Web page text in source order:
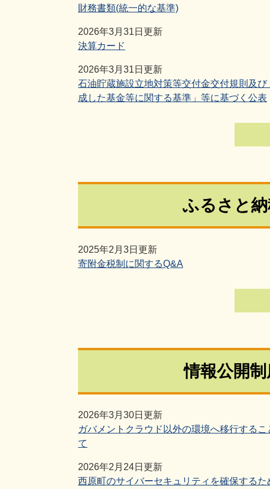
財務書類(統一的な基準)
2026年3月31日更新
決算カード
2026年3月31日更新
石油貯蔵施設立地対策等交付金交付規則及
成した基金等に関する基準」等に基づく公表
ふるさと
2025年2月3日更新
寄附金税制に関するQ&A
情報公開制
2026年3月30日更新
ガバメントクラウド以外の環境へ移行する
て
2026年2月24日更新
西原町のサイバーセキュリティを確保する